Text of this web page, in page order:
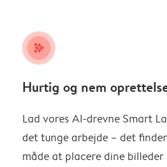
stars_plus
Hurtig og nem
Lad vores AI-drevne Smart
det tunge arbejde – det
måde at placere dine